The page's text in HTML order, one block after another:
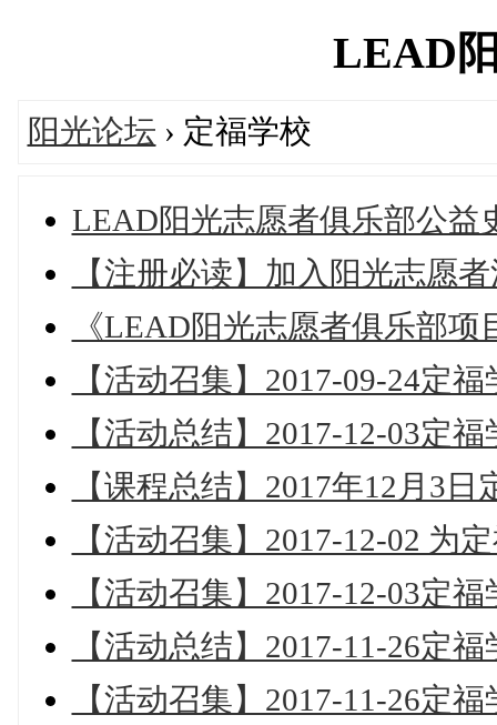
LEAD
阳光论坛 › 定福学校
LEAD阳光志愿者俱乐部公益
【注册必读】加入阳光志愿
《LEAD阳光志愿者俱乐部项
【活动召集】2017-09-24定
【活动总结】2017-12-03定
【课程总结】2017年12月3
【活动召集】2017-12-02 为
【活动召集】2017-12-03定
【活动总结】2017-11-26定
【活动召集】2017-11-26定